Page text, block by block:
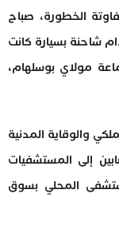
متفاوتة الخطورة، صباح
شاحنة بسيارة كانت
مولاي بوسلهام،
والوقاية المدنية
إلى المستشفيات
المحلي بسوق